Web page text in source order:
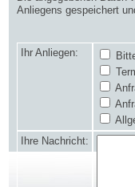
Anliegens gespeichert
Ihr Anliegen:
Ihre Nachricht: